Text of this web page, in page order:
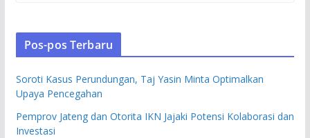
Pos-pos Terbaru
Soroti Kasus Perundungan, Taj Yasin Minta Optimalkan
Upaya Pencegahan
Pemprov Jateng dan Otorita IKN Jajaki Potensi Kolaborasi dan
Investasi